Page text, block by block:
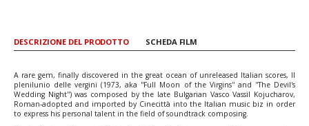
DESCRIZIONE DEL PRODOTTO SCHEDA FILM
A rare gem, finally discovered in the great ocean of unreleased Italian scores, Il
plenilunio delle vergini (1973, aka ''Full Moon of the Virgins'' and ''The Devil's
Wedding Night'') was composed by the late Bulgarian Vasco Vassil Kojucharov,
Roman-adopted and imported by Cinecittà into the Italian music biz in order
to express his personal talent in the field of soundtrack composing.